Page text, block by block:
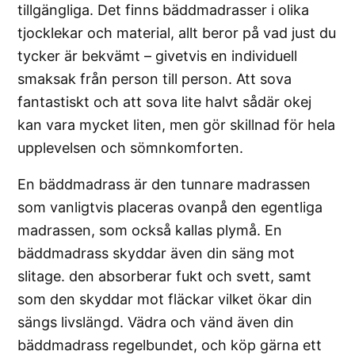
tillgängliga. Det finns bäddmadrasser i olika
tjocklekar och material, allt beror på vad just du
tycker är bekvämt – givetvis en individuell
smaksak från person till person. Att sova
fantastiskt och att sova lite halvt sådär okej
kan vara mycket liten, men gör skillnad för hela
upplevelsen och sömnkomforten.
En bäddmadrass är den tunnare madrassen
som vanligtvis placeras ovanpå den egentliga
madrassen, som också kallas plymå. En
bäddmadrass skyddar även din säng mot
slitage. den absorberar fukt och svett, samt
som den skyddar mot fläckar vilket ökar din
sängs livslängd. Vädra och vänd även din
bäddmadrass regelbundet, och köp gärna ett